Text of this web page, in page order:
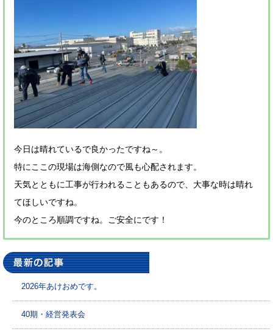
今日は晴れているで良かったですね～。
特にここの現場は海側なので風も心配されます。
天気とともに工事が行われることもあるので、大事な時は晴れ
てほしいですね。
今のところ順調ですね。ご安全にです！
2026年あけおめです。
40期・経営発表会